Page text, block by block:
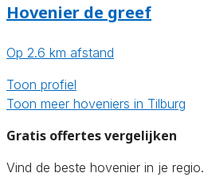
Hovenier de greef
Op 2.6 km afstand
Toon profiel
Toon meer hoveniers in Tilburg
Gratis offertes vergelijken
Vind de beste hovenier in je regio.